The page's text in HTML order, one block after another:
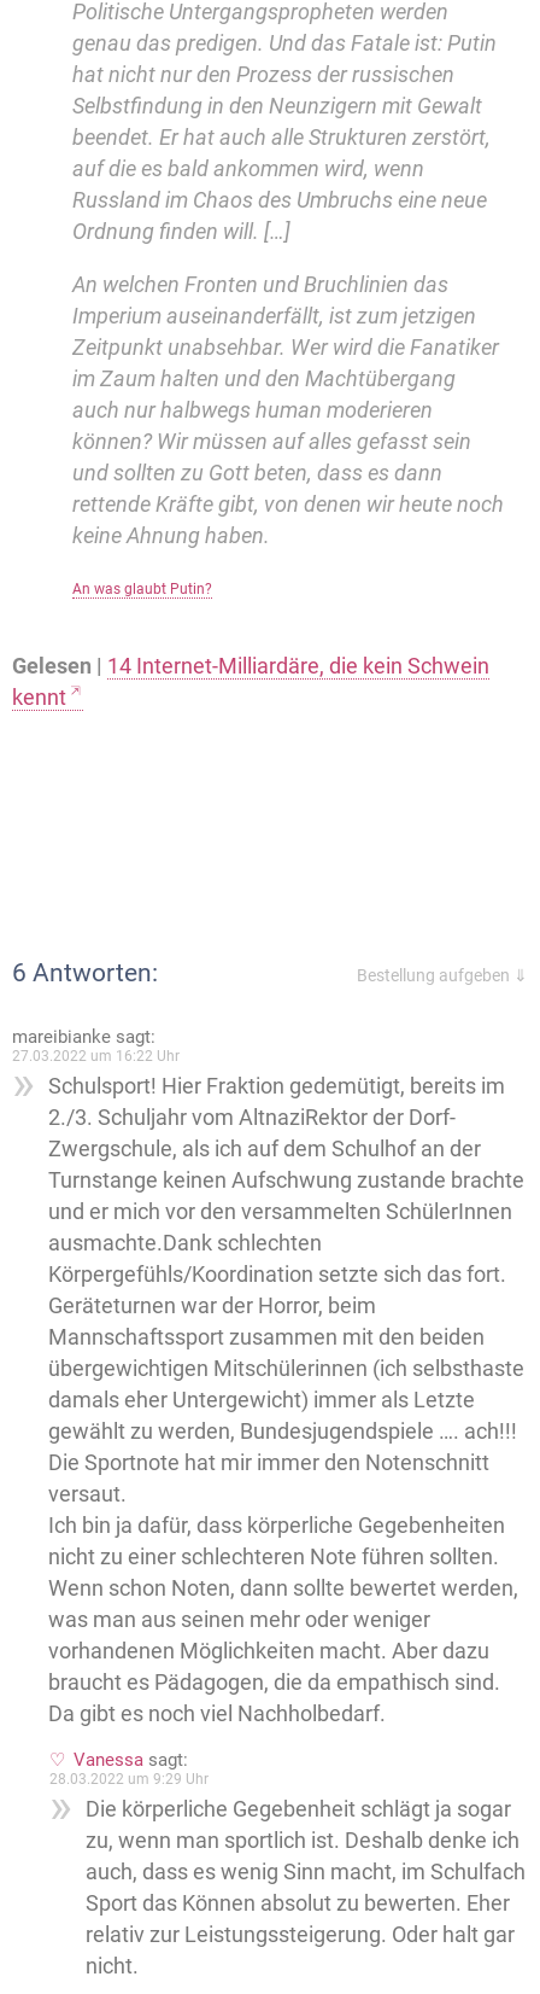
Politische Untergangspropheten werden
genau das predigen. Und das Fatale ist: Putin
hat nicht nur den Prozess der russischen
Selbstfindung in den Neunzigern mit Gewalt
beendet. Er hat auch alle Strukturen zerstört,
auf die es bald ankommen wird, wenn
Russland im Chaos des Umbruchs eine neue
Ordnung finden will. […]
An welchen Fronten und Bruchlinien das
Imperium auseinanderfällt, ist zum jetzigen
Zeitpunkt unabsehbar. Wer wird die Fanatiker
im Zaum halten und den Machtübergang
auch nur halbwegs human moderieren
können? Wir müssen auf alles gefasst sein
und sollten zu Gott beten, dass es dann
rettende Kräfte gibt, von denen wir heute noch
keine Ahnung haben.
An was glaubt Putin?
Gelesen | 14 Internet-Milliardäre, die kein Schwein
kennt
6 Antworten: Bestellung aufgeben ⇓
mareibianke sagt:
27.03.2022 um 16:22 Uhr
Schulsport! Hier Fraktion gedemütigt, bereits im
2./3. Schuljahr vom AltnaziRektor der Dorf-
Zwergschule, als ich auf dem Schulhof an der
Turnstange keinen Aufschwung zustande brachte
und er mich vor den versammelten SchülerInnen
ausmachte.Dank schlechten
Körpergefühls/Koordination setzte sich das fort.
Geräteturnen war der Horror, beim
Mannschaftssport zusammen mit den beiden
übergewichtigen Mitschülerinnen (ich selbsthaste
damals eher Untergewicht) immer als Letzte
gewählt zu werden, Bundesjugendspiele …. ach!!!
Die Sportnote hat mir immer den Notenschnitt
versaut.
Ich bin ja dafür, dass körperliche Gegebenheiten
nicht zu einer schlechteren Note führen sollten.
Wenn schon Noten, dann sollte bewertet werden,
was man aus seinen mehr oder weniger
vorhandenen Möglichkeiten macht. Aber dazu
braucht es Pädagogen, die da empathisch sind.
Da gibt es noch viel Nachholbedarf.
Vanessa sagt:
28.03.2022 um 9:29 Uhr
Die körperliche Gegebenheit schlägt ja sogar
zu, wenn man sportlich ist. Deshalb denke ich
auch, dass es wenig Sinn macht, im Schulfach
Sport das Können absolut zu bewerten. Eher
relativ zur Leistungssteigerung. Oder halt gar
nicht.